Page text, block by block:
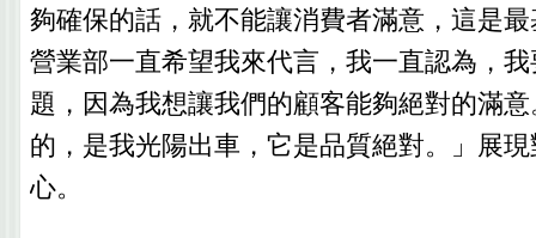
夠確保的話，就不能讓消費者滿意，這是
營業部一直希望我來代言，我一直認為，
題，因為我想讓我們的顧客能夠絕對的滿
的，是我光陽出車，它是品質絕對。」展
心。